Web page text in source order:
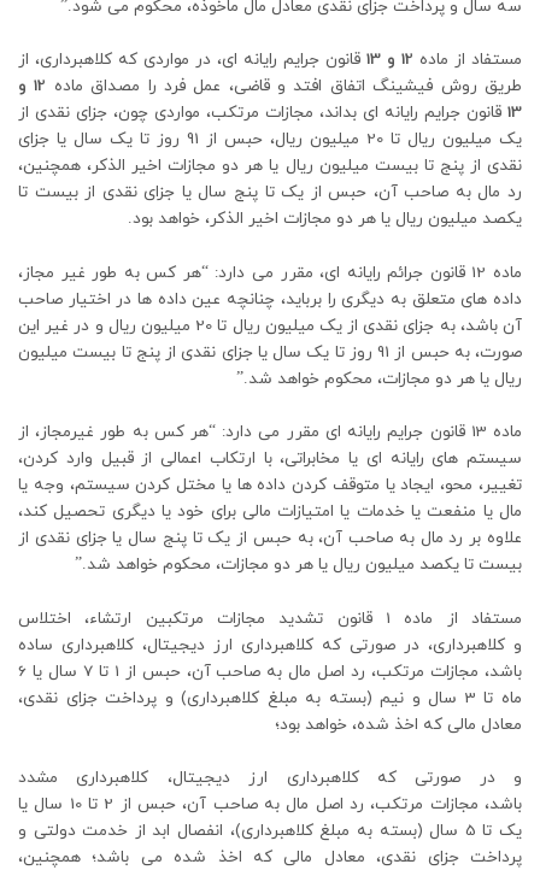
سه سال و پرداخت جزای نقدی معادل مال ماخوذه، محکوم می شود.”
مستفاد از ماده 12 و 13
قانون جرایم رایانه ای، در مواردی که کلاهبرداری، از
طریق روش فیشینگ اتفاق افتد و قاضی، عمل فرد را مصداق ماده
12 و
13 قانون جرایم رایانه ای بداند، مجازات مرتکب، مواردی چون، جزای نقدی از
یک میلیون ریال تا 20 میلیون ریال، حبس از 91 روز تا یک سال یا جزای
نقدی از پنج تا بیست میلیون ریال یا هر دو مجازات اخیر الذکر، همچنین،
رد مال به صاحب آن، حبس از یک تا پنج سال یا جزای نقدی از بیست تا
یکصد میلیون ریال یا هر دو مجازات اخیر الذکر، خواهد بود.
ماده 12 قانون جرائم رایانه ای، مقرر می دارد: “هر کس به طور غیر مجاز،
داده‌ های متعلق به دیگری را برباید، چنانچه عین داده ها در اختیار صاحب
آن باشد، به جزای نقدی از یک میلیون ریال تا 20 میلیون ریال و در غیر این
صورت، به حبس از 91 روز تا یک سال یا جزای نقدی از پنج تا بیست میلیون
ریال یا هر دو مجازات، محکوم خواهد شد.”
ماده 13 قانون جرایم رایانه ای مقرر می دارد: “هر کس به طور غیرمجاز، از
سیستم های رایانه ای یا مخابراتی، با ارتکاب اعمالی از قبیل وارد کردن،
تغییر، محو، ایجاد یا متوقف کردن داده‌ ها یا مختل کردن سیستم، وجه یا
مال یا منفعت یا خدمات یا امتیازات مالی برای خود یا دیگری تحصیل کند،
علاوه بر رد مال به صاحب آن، به حبس از یک تا پنج سال یا جزای نقدی از
بیست تا یکصد میلیون ریال یا هر دو مجازات، محکوم خواهد شد.”
مستفاد از ماده 1 قانون تشدید مجازات مرتکبین ارتشاء، اختلاس
و کلاهبرداری، در صورتی که کلاهبرداری ارز دیجیتال، کلاهبرداری ساده
باشد، مجازات مرتکب، رد اصل مال به صاحب آن، حبس از 1 تا 7 سال یا 6
ماه تا 3 سال و نیم (بسته به مبلغ کلاهبرداری) و پرداخت جزای نقدی،
معادل مالی که اخذ شده، خواهد بود؛
و در صورتی که کلاهبرداری ارز دیجیتال، کلاهبرداری مشدد
باشد، مجازات مرتکب، رد اصل مال به صاحب آن، حبس از 2 تا 10 سال یا
یک تا 5 سال (بسته به مبلغ کلاهبرداری)، انفصال ابد از خدمت دولتی و
پرداخت جزای نقدی، معادل مالی که اخذ شده می باشد؛ همچنین،